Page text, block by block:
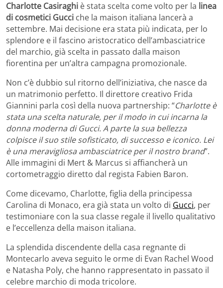
Charlotte Casiraghi è stata scelta come volto per la linea
di cosmetici Gucci che la maison italiana lancerà a
settembre. Mai decisione era stata più indicata, per lo
splendore e il fascino aristocratico dell’ambasciatrice
del marchio, già scelta in passato dalla maison
fiorentina per un’altra campagna promozionale.
Non c’è dubbio sul ritorno dell’iniziativa, che nasce da
un matrimonio perfetto. Il direttore creativo Frida
Giannini parla così della nuova partnership: “Charlotte è
stata una scelta naturale, per il modo in cui incarna la
donna moderna di Gucci. A parte la sua bellezza
colpisce il suo stile sofisticato, di successo e iconico. Lei
è una meravigliosa ambasciatrice per il nostro brand”.
Alle immagini di Mert & Marcus si affiancherà un
cortometraggio diretto dal regista Fabien Baron.
Come dicevamo, Charlotte, figlia della principessa
Carolina di Monaco, era già stata un volto di Gucci, per
testimoniare con la sua classe regale il livello qualitativo
e l’eccellenza della maison italiana.
La splendida discendente della casa regnante di
Montecarlo aveva seguito le orme di Evan Rachel Wood
e Natasha Poly, che hanno rappresentato in passato il
celebre marchio di moda tricolore.